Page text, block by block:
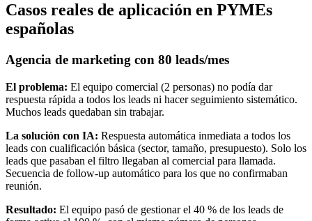
Casos reales de aplicación en PYMEs
españolas
Agencia de marketing con 80 leads/mes
El problema: El equipo comercial (2 personas) no podía dar
respuesta rápida a todos los leads ni hacer seguimiento sistemático.
Muchos leads quedaban sin trabajar.
La solución con IA: Respuesta automática inmediata a todos los
leads con cualificación básica (sector, tamaño, presupuesto). Solo los
leads que pasaban el filtro llegaban al comercial para llamada.
Secuencia de follow-up automático para los que no confirmaban
reunión.
Resultado: El equipo pasó de gestionar el 40 % de los leads de